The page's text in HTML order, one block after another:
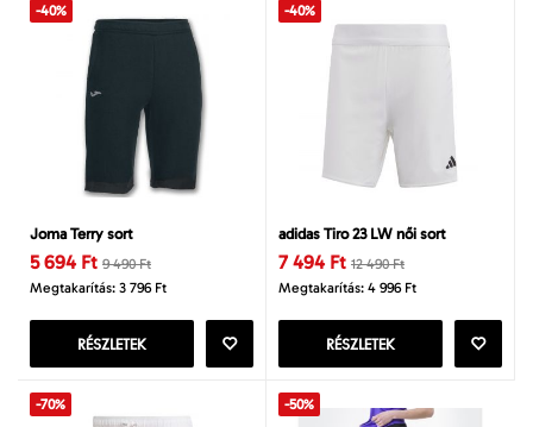
-40%
Joma Terry sort
5 694 Ft 9 490 Ft
Megtakarítás: 3 796 Ft
RÉSZLETEK
-40%
adidas Tiro 23 LW női sort
7 494 Ft 12 490 Ft
Megtakarítás: 4 996 Ft
RÉSZLETEK
-70% -50%